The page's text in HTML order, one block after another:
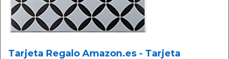
Tarjeta Regalo Amazon.es - Tarjeta